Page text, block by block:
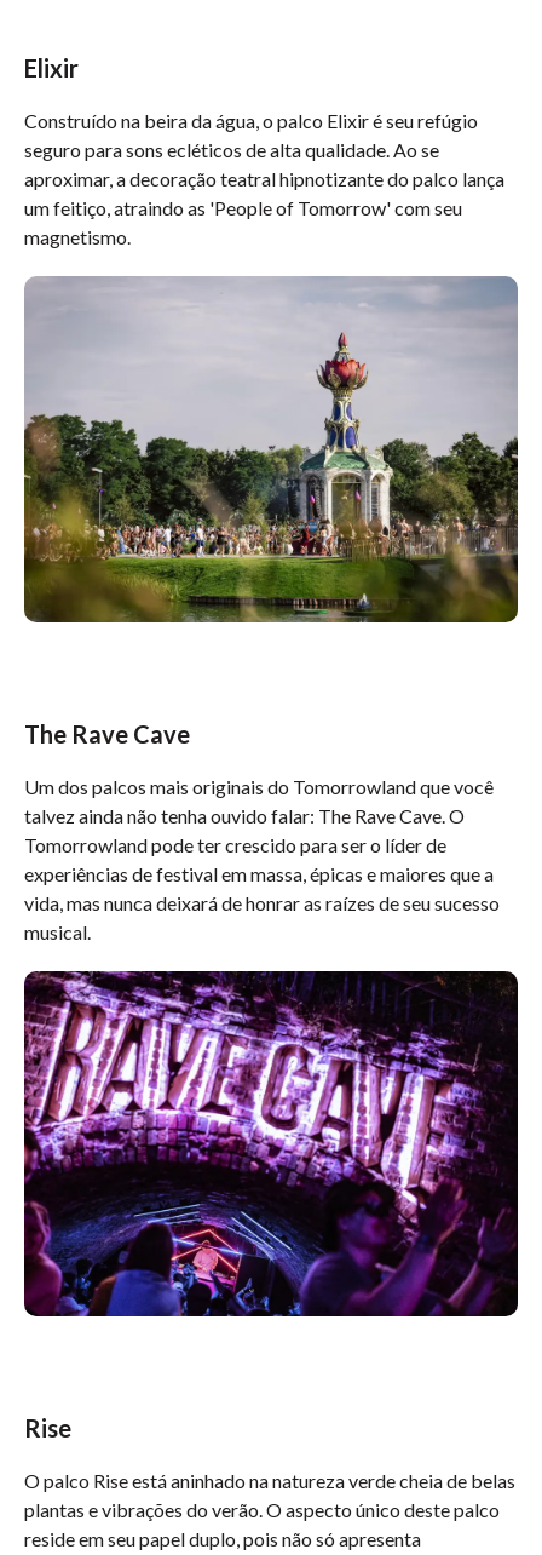
Elixir
Construído na beira da água, o palco Elixir é seu refúgio
seguro para sons ecléticos de alta qualidade. Ao se
aproximar, a decoração teatral hipnotizante do palco lança
um feitiço, atraindo as 'People of Tomorrow' com seu
magnetismo.
The Rave Cave
Um dos palcos mais originais do Tomorrowland que você
talvez ainda não tenha ouvido falar: The Rave Cave. O
Tomorrowland pode ter crescido para ser o líder de
experiências de festival em massa, épicas e maiores que a
vida, mas nunca deixará de honrar as raízes de seu sucesso
musical.
Rise
O palco Rise está aninhado na natureza verde cheia de belas
plantas e vibrações do verão. O aspecto único deste palco
reside em seu papel duplo, pois não só apresenta